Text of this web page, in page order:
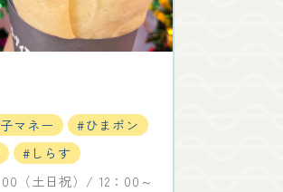
マネー
#ひまポン
#しらす
（土日祝）/ 12：00～